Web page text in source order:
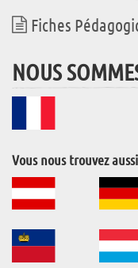
Fiches
NOUS
Vous nous trouvez